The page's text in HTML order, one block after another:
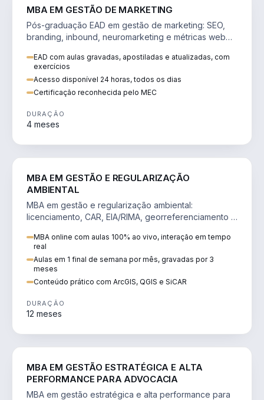
MBA EM GESTÃO DE MARKETING
Pós-graduação EAD em gestão de marketing: SEO,
branding, inbound, neuromarketing e métricas web
EAD com aulas gravadas, apostiladas e atualizadas, com
exercícios
Acesso disponível 24 horas, todos os dias
Certificação reconhecida pelo MEC
DURAÇÃO
4 meses
MBA EM GESTÃO E REGULARIZAÇÃO
AMBIENTAL
MBA em gestão e regularização ambiental:
licenciamento, CAR, EIA/RIMA, georreferenciamento e
MBA online com aulas 100% ao vivo, interação em tempo
real
Aulas em 1 final de semana por mês, gravadas por 3
meses
Conteúdo prático com ArcGIS, QGIS e SiCAR
DURAÇÃO
12 meses
MBA EM GESTÃO ESTRATÉGICA E ALTA
PERFORMANCE PARA ADVOCACIA
MBA em gestão estratégica e alta performance para